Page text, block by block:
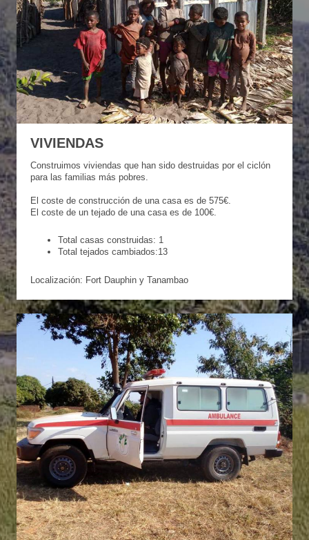
VIVIENDAS
Construimos viviendas que han sido destruidas por el ciclón
para las familias más pobres.
El coste de construcción de una casa es de 575€.
El coste de un tejado de una casa es de 100€.
Total casas construidas: 1
Total tejados cambiados:13
Localización: Fort Dauphin y Tanambao